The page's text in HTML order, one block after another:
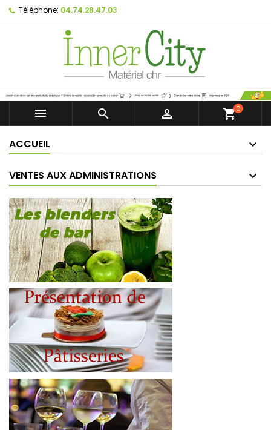
Téléphone: 04.74.28.47.03
   shopping_cart0
ACCUEIL
VENTES AUX ADMINISTRATIONS